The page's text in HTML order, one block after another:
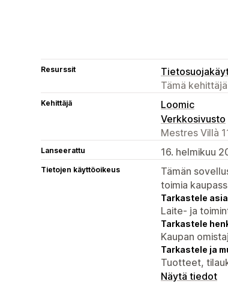
Resurssit
Tämä
Kehittäjä
Loomic
Verkkosivusto
Mestres Villà
Lanseerattu 16. helmikuu
Tietojen käyttöoikeus
Tämän
toimia
Tarkastele
Laite- ja
Tarkastele
Kaupan
Tarkastele ja
Tuotteet,
Näytä tiedot